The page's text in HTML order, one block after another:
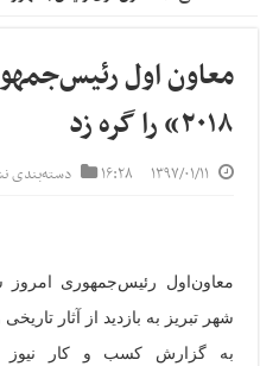
معاون اول
۲۰۱۸» را گره زد
۱۳۹۷/۰۱/۱۱ ۱۶:۲۸ دسته‌بندی
شهر تبریز به بازدید از آثار
به گزارش کسب و کار نیوز